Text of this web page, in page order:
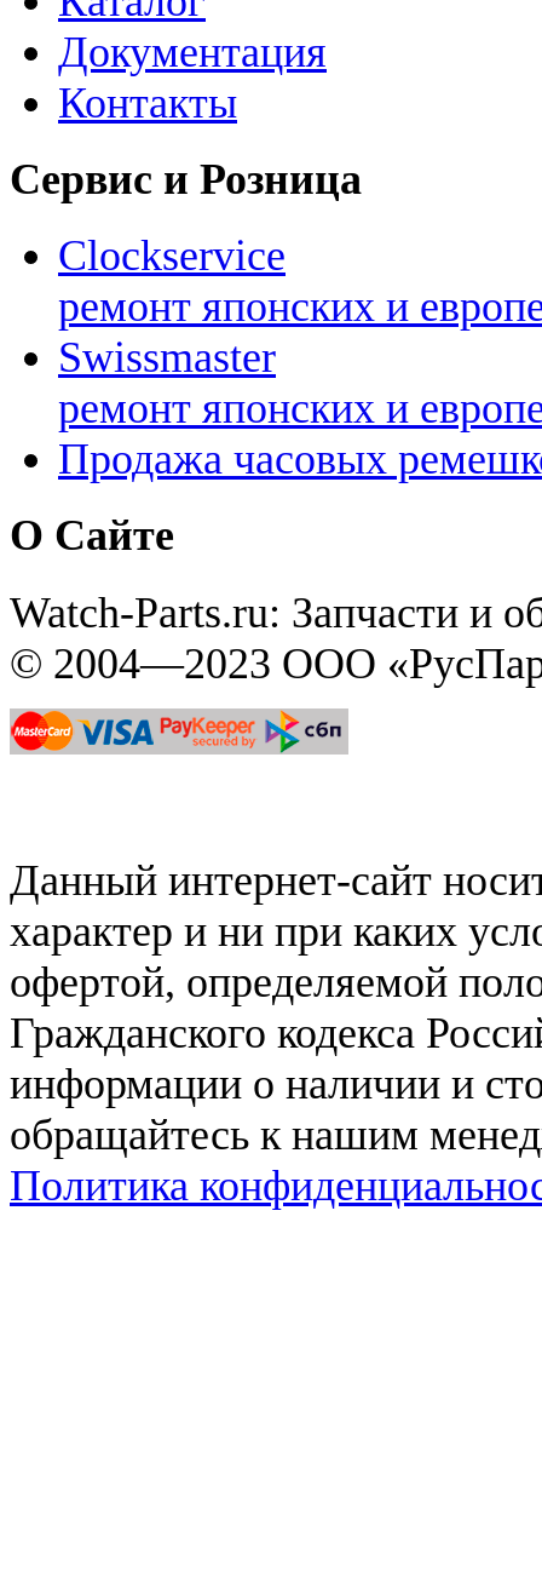
Документация
Контакты
Сервис и Розница
Clockservice
ремонт японских и
Swissmaster
ремонт японских и
Продажа часовых
О Сайте
Watch-Parts.ru: Запчасти и
© 2004—2023 ООО
Данный интернет-сайт
характер и ни при каких
офертой, определяемой
Гражданского кодекса
информации о наличии и
обращайтесь к нашим
Политика